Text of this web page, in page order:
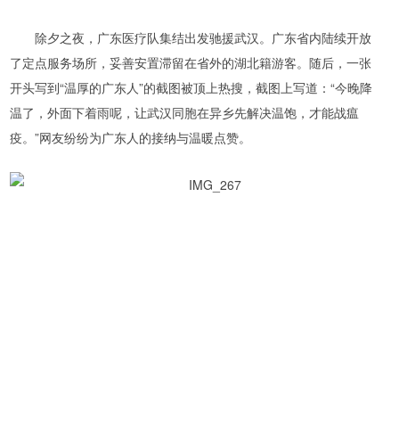
除夕之夜，广东医疗队集结出发驰援武汉。广东省内陆续开放
了定点服务场所，妥善安置滞留在省外的湖北籍游客。随后，一张
开头写到“温厚的广东人”的截图被顶上热搜，截图上写道：“今晚降
温了，外面下着雨呢，让武汉同胞在异乡先解决温饱，才能战瘟
疫。”网友纷纷为广东人的接纳与温暖点赞。